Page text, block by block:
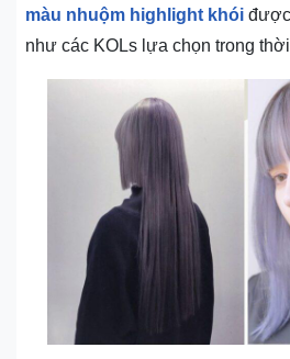
màu nhuộm highlight khói
như các KOLs lựa chọn trong